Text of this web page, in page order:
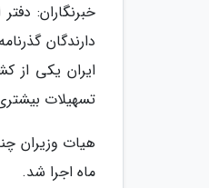
خبرنگاران:
ایران یکی از
تسهیلات
ماه اجرا شد.